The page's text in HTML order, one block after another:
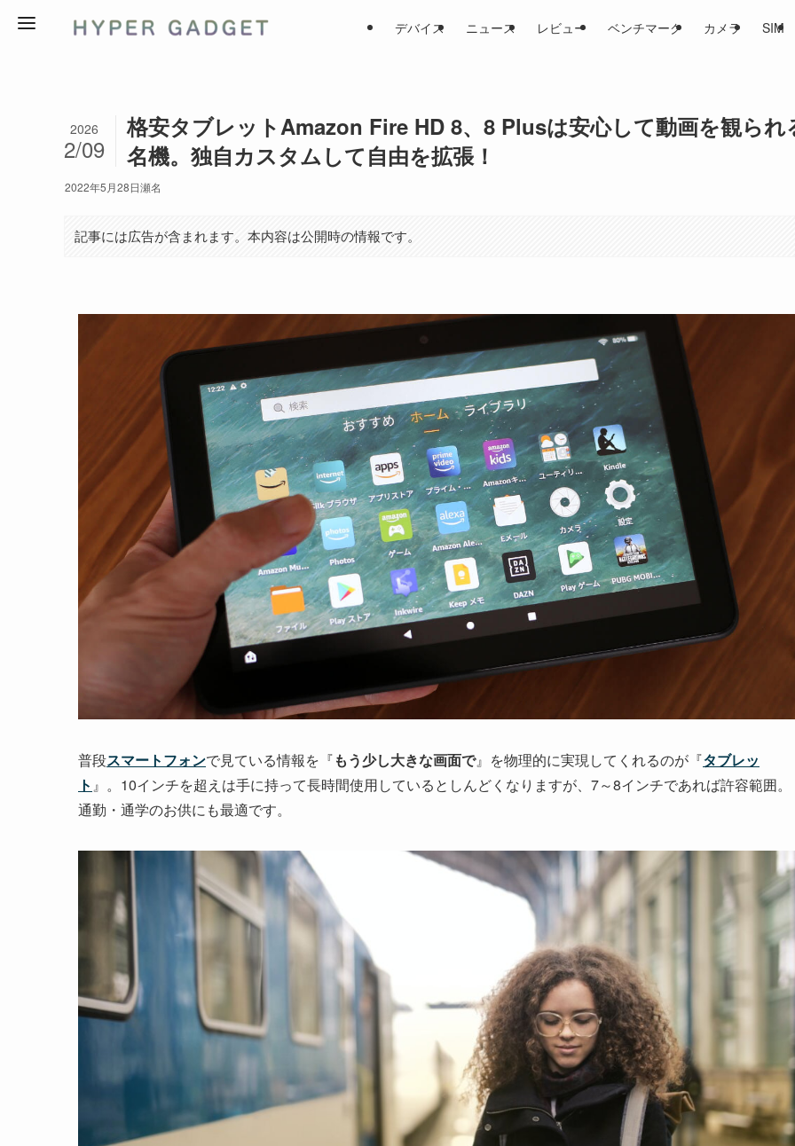
デバイス ニュース レビュー ベンチマーク カメラ SIM
格安タブレットAmazon Fire HD 8、8 Plusは安心して動画を観られ
名機。独自カスタムして自由を拡張！
2026
2/09
2022年5月28日瀬名
記事には広告が含まれます。本内容は公開時の情報です。
普段スマートフォンで見ている情報を『もう少し大きな画面で』を物理的に実現してくれるのが『タブレッ
ト 』。10インチを超えは手に持って長時間使用しているとしんどくなりますが、7～8インチであれば許容範囲。
通勤・通学のお供にも最適です。